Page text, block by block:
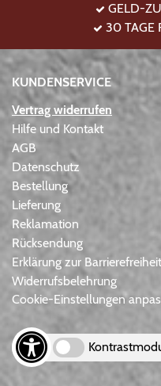
GELD-
30 TAGE
KUNDENSERVICE
Vertrag widerrufen
Hilfe und Kontakt
AGB
Datenschutz
Bestellung
Lieferung
Reklamation
Rücksendung
Erklärung zur Barrierefreiheit
Widerrufsbelehrung
Cookie-Einstellungen